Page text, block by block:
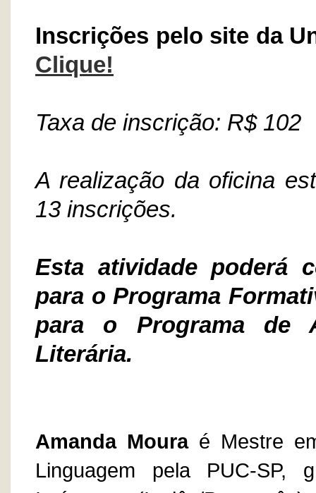
Inscrições pelo site da
Clique!
Taxa de inscrição: R$ 102
A realização da oficina
13 inscrições.
Esta atividade poderá
para o Programa
para o Programa de
Literária.
Amanda Moura é Mestre
Linguagem pela PUC-SP,